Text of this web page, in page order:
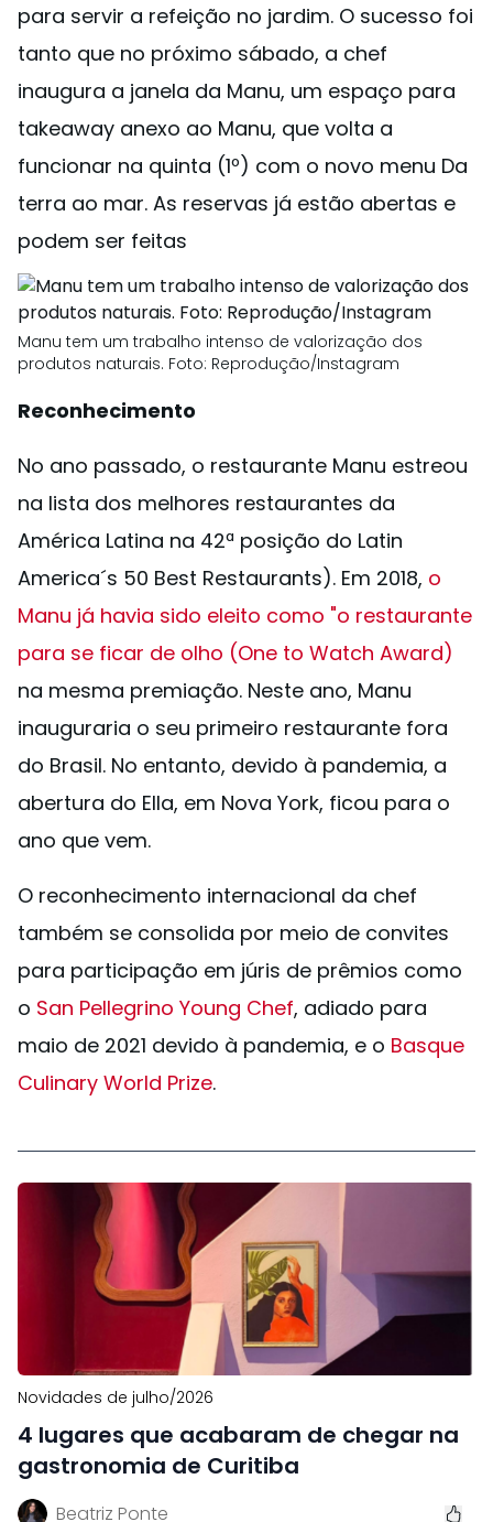
para servir a refeição no jardim. O sucesso foi
tanto que no próximo sábado, a chef
inaugura a janela da Manu, um espaço para
takeaway anexo ao Manu, que volta a
funcionar na quinta (1º) com o novo menu Da
terra ao mar. As reservas já estão abertas e
podem ser feitas
Manu tem um trabalho intenso de valorização dos
produtos naturais. Foto: Reprodução/Instagram
Reconhecimento
No ano passado, o restaurante Manu estreou
na lista dos melhores restaurantes da
América Latina na 42ª posição do Latin
America´s 50 Best Restaurants). Em 2018, o
Manu já havia sido eleito como "o restaurante
para se ficar de olho (One to Watch Award)
na mesma premiação. Neste ano, Manu
inauguraria o seu primeiro restaurante fora
do Brasil. No entanto, devido à pandemia, a
abertura do Ella, em Nova York, ficou para o
ano que vem.
O reconhecimento internacional da chef
também se consolida por meio de convites
para participação em júris de prêmios como
o San Pellegrino Young Chef, adiado para
maio de 2021 devido à pandemia, e o Basque
Culinary World Prize.
Novidades de julho/2026
4 lugares que acabaram de chegar na
gastronomia de Curitiba
Beatriz Ponte